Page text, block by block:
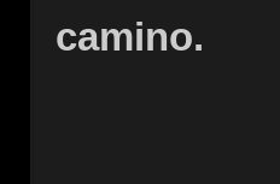
camino.